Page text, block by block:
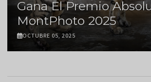
Gana El Premio
MontPhoto 2025
OCTUBRE 05, 2025